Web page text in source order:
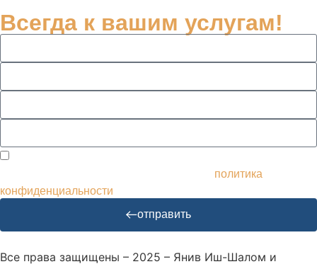
Всегда к вашим услугам!
политика
конфиденциальности
отправить
Все права защищены – 2025 – Янив Иш-Шалом и